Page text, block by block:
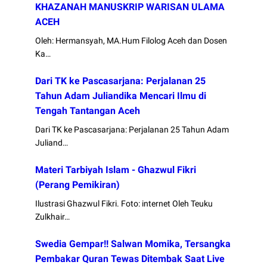
KHAZANAH MANUSKRIP WARISAN ULAMA
ACEH
Oleh: Hermansyah, MA.Hum Filolog Aceh dan Dosen
Ka…
Dari TK ke Pascasarjana: Perjalanan 25
Tahun Adam Juliandika Mencari Ilmu di
Tengah Tantangan Aceh
Dari TK ke Pascasarjana: Perjalanan 25 Tahun Adam
Juliand…
Materi Tarbiyah Islam - Ghazwul Fikri
(Perang Pemikiran)
Ilustrasi Ghazwul Fikri. Foto: internet Oleh Teuku
Zulkhair…
Swedia Gempar!! Salwan Momika, Tersangka
Pembakar Quran Tewas Ditembak Saat Live